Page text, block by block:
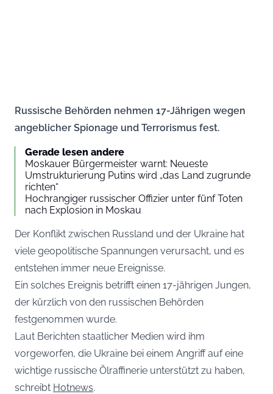
Russische Behörden nehmen 17-Jährigen wegen
angeblicher Spionage und Terrorismus fest.
Gerade lesen andere
Moskauer Bürgermeister warnt: Neueste
Umstrukturierung Putins wird „das Land zugrunde
richten“
Hochrangiger russischer Offizier unter fünf Toten
nach Explosion in Moskau
Der Konflikt zwischen Russland und der Ukraine hat
viele geopolitische Spannungen verursacht, und es
entstehen immer neue Ereignisse.
Ein solches Ereignis betrifft einen 17-jährigen Jungen,
der kürzlich von den russischen Behörden
festgenommen wurde.
Laut Berichten staatlicher Medien wird ihm
vorgeworfen, die Ukraine bei einem Angriff auf eine
wichtige russische Ölraffinerie unterstützt zu haben,
schreibt Hotnews.